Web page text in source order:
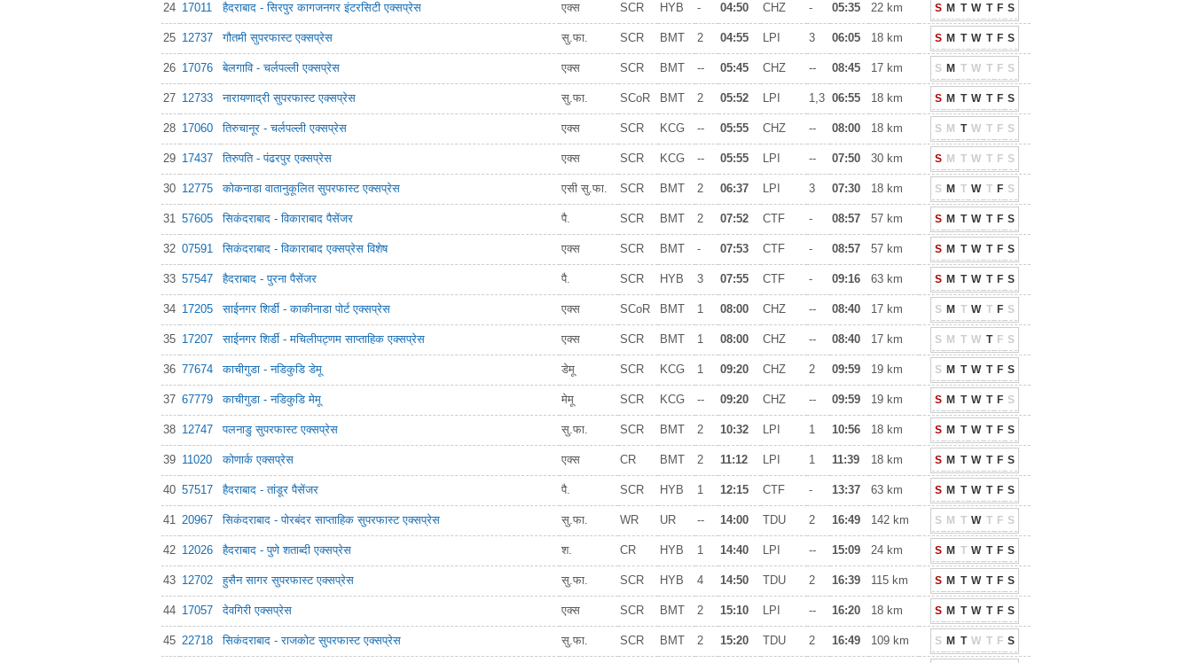
24 17011 हैदराबाद - सिरपुर कागजनगर इंटरसिटी एक्सप्रेस एक्स SCR HYB - 04:50 CHZ - 05:35 22 km S M T W T F S
25 12737 गौतमी सुपरफास्ट एक्सप्रेस सु.फा. SCR BMT 2 04:55 LPI 3 06:05 18 km S M T W T F S
26 17076 बेलगावि - चर्लपल्ली एक्सप्रेस एक्स SCR BMT -- 05:45 CHZ -- 08:45 17 km S M T W T F S
27 12733 नारायणाद्री सुपरफास्ट एक्सप्रेस सु.फा. SCoR BMT 2 05:52 LPI 1,3 06:55 18 km S M T W T F S
28 17060 तिरुचानूर - चर्लपल्ली एक्सप्रेस एक्स SCR KCG -- 05:55 CHZ -- 08:00 18 km S M T W T F S
29 17437 तिरुपति - पंढरपुर एक्सप्रेस एक्स SCR KCG -- 05:55 LPI -- 07:50 30 km S M T W T F S
30 12775 कोकनाडा वातानुकूलित सुपरफास्ट एक्सप्रेस एसी सु.फा. SCR BMT 2 06:37 LPI 3 07:30 18 km S M T W T F S
31 57605 सिकंदराबाद - विकाराबाद पैसेंजर पै. SCR BMT 2 07:52 CTF - 08:57 57 km S M T W T F S
32 07591 सिकंदराबाद - विकाराबाद एक्सप्रेस विशेष एक्स SCR BMT - 07:53 CTF - 08:57 57 km S M T W T F S
33 57547 हैदराबाद - पुरना पैसेंजर पै. SCR HYB 3 07:55 CTF - 09:16 63 km S M T W T F S
34 17205 साईनगर शिर्डी - काकीनाडा पोर्ट एक्सप्रेस एक्स SCoR BMT 1 08:00 CHZ -- 08:40 17 km S M T W T F S
35 17207 साईनगर शिर्डी - मचिलीपट्णम साप्ताहिक एक्सप्रेस एक्स SCR BMT 1 08:00 CHZ -- 08:40 17 km S M T W T F S
36 77674 काचीगुडा - नडिकुडि डेमू डेमू SCR KCG 1 09:20 CHZ 2 09:59 19 km S M T W T F S
37 67779 काचीगुडा - नडिकुडि मेमू मेमू SCR KCG -- 09:20 CHZ -- 09:59 19 km S M T W T F S
38 12747 पलनाडु सुपरफास्ट एक्सप्रेस सु.फा. SCR BMT 2 10:32 LPI 1 10:56 18 km S M T W T F S
39 11020 कोणार्क एक्सप्रेस एक्स CR BMT 2 11:12 LPI 1 11:39 18 km S M T W T F S
40 57517 हैदराबाद - तांडूर पैसेंजर पै. SCR HYB 1 12:15 CTF - 13:37 63 km S M T W T F S
41 20967 सिकंदराबाद - पोरबंदर साप्ताहिक सुपरफास्ट एक्सप्रेस सु.फा. WR UR -- 14:00 TDU 2 16:49 142 km S M T W T F S
42 12026 हैदराबाद - पुणे शताब्दी एक्सप्रेस श. CR HYB 1 14:40 LPI -- 15:09 24 km S M T W T F S
43 12702 हुसैन सागर सुपरफास्ट एक्सप्रेस सु.फा. SCR HYB 4 14:50 TDU 2 16:39 115 km S M T W T F S
44 17057 देवगिरी एक्सप्रेस एक्स SCR BMT 2 15:10 LPI -- 16:20 18 km S M T W T F S
45 22718 सिकंदराबाद - राजकोट सुपरफास्ट एक्सप्रेस सु.फा. SCR BMT 2 15:20 TDU 2 16:49 109 km S M T W T F S